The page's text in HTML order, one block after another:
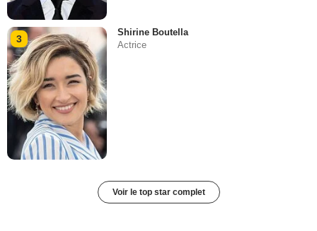
3
Shirine Boutella
Actrice
Voir le top star complet